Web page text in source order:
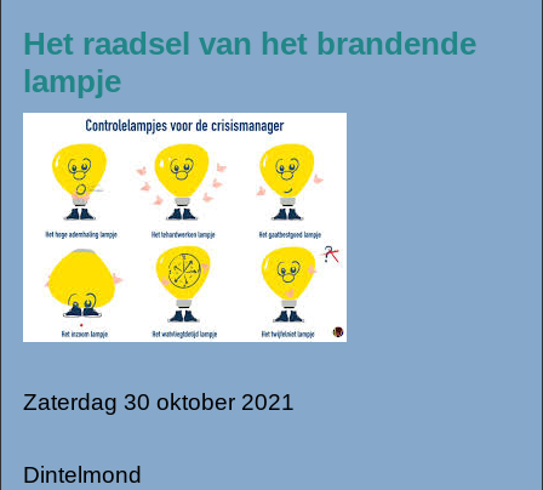
Het raadsel van het brandende
lampje
Zaterdag 30 oktober 2021
Dintelmond